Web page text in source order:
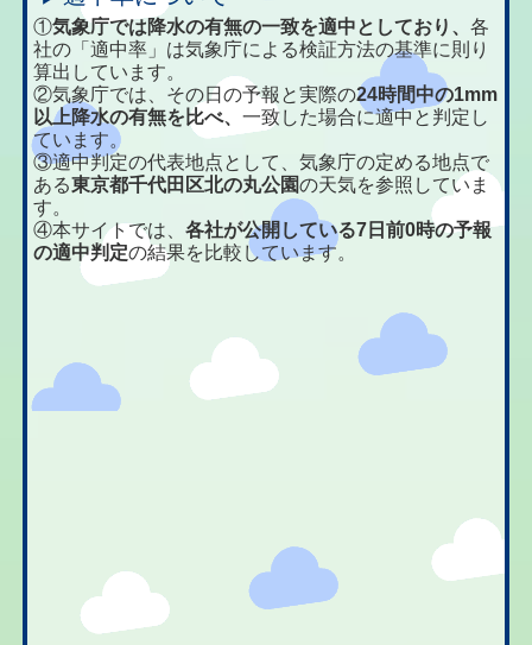
①気象庁では降水の有無の一致を適中としており、各
社の「適中率」は気象庁による検証方法の基準に則り
算出しています。
②気象庁では、その日の予報と実際の24時間中の1mm
以上降水の有無を比べ、一致した場合に適中と判定し
ています。
③適中判定の代表地点として、気象庁の定める地点で
ある東京都千代田区北の丸公園の天気を参照していま
す。
④本サイトでは、各社が公開している7日前0時の予報
の適中判定の結果を比較しています。